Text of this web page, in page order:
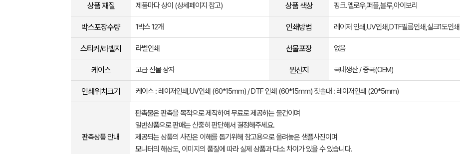
상품 재질 제품마다 상이 (상세페이지 참고) 상품 색상 핑크.옐로우,퍼플,블루,아이보리
박스포장수량 1박스 12개 인쇄방법 레이저 인쇄,UV인쇄,DTF필름인쇄,실크1도인쇄
스티커/라벨지 라벨인쇄 선물포장 없음
케이스 고급 선물 상자 원산지 국내생산 / 중국(OEM)
인쇄위치크기 케이스 : 레이저인쇄,UV인쇄 (60*15mm) / DTF 인쇄 (60*15mm) 칫솔대 : 레이저인쇄 (20*5mm)
판촉상품 안내
판촉물은 판촉을 목적으로 제작하여 무료로 제공하는 물건이며
일반상품으로 판매는 신중히 판단해서 결정해주세요.
제공되는 상품의 사진은 이해를 돕기위해 참고용으로 올려놓은 샘플사진이며
모니터의 해상도, 이미지의 품질에 따라 실제 상품과 다소 차이가 있을 수 있습니다.